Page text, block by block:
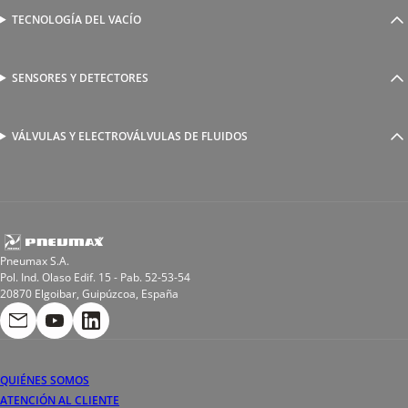
Válvulas complementarias
Racores rápidos
Reguladores de caudal
Racores para soldadura
TECNOLOGÍA DEL VACÍO
Ventosas
Válvulas y electroválvulas
SENSORES Y DETECTORES
Detectores magnéticos
VÁLVULAS Y ELECTROVÁLVULAS DE FLUIDOS
Electroválvulas de acción directa
Bobinas
Pneumax S.A.
Pol. Ind. Olaso Edif. 15 - Pab. 52-53-54
20870 Elgoibar, Guipúzcoa, España
QUIÉNES SOMOS
ATENCIÓN AL CLIENTE